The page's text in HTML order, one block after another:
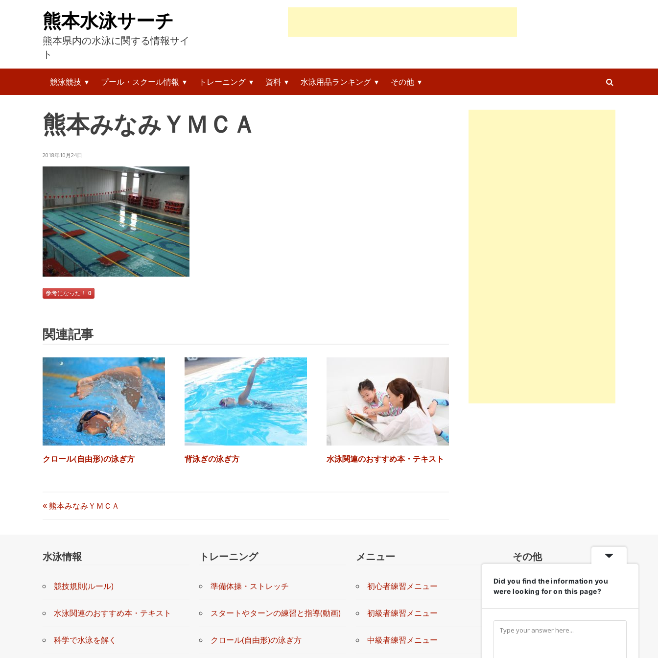
熊本水泳サーチ
熊本県内の水泳に関する情報サイ
ト
競泳競技 プール・スクール情報 トレーニング 資料 水泳用品ランキング その他
索:
熊本みなみＹＭＣＡ
2018年10月24日
参考になった！ 0
関連記事
クロール(自由形)の泳ぎ方 背泳ぎの泳ぎ方 水泳関連のおすすめ本・テキスト
投
ナ
ゲ
ー
シ
熊本みなみＹＭＣＡ
水泳情報
競技規則(ルール)
水泳関連のおすすめ本・テキスト
科学で水泳を解く
トレーニング
準備体操・ストレッチ
スタートやターンの練習と指導(動画)
クロール(自由形)の泳ぎ方
メニュー
初心者練習メニュー
初級者練習メニュー
中級者練習メニュー
その他
各地のお天気・防災情報
Did you find the information you
were looking for on this page?